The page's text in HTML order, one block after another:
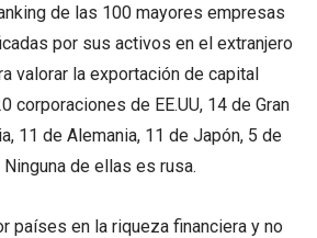
de las 100 mayores empresas
por sus activos en el extranjero
valorar la exportación de capital
corporaciones de EE.UU, 14 de Gran
11 de Alemania, 11 de Japón, 5 de
Ninguna de ellas es rusa.
países en la riqueza financiera y no